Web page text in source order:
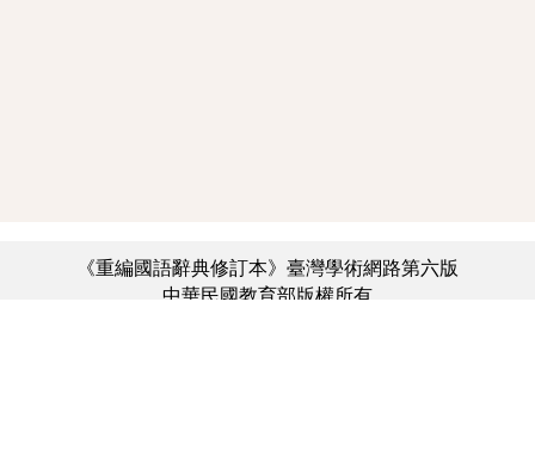
《重編國語辭典修訂本》臺灣學術網路第六版
中華民國教育部版權所有